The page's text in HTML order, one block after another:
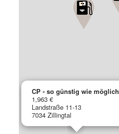
CP - so günstig wie möglich
1,963 €
Landstraße 11-13
7034 Zillingtal